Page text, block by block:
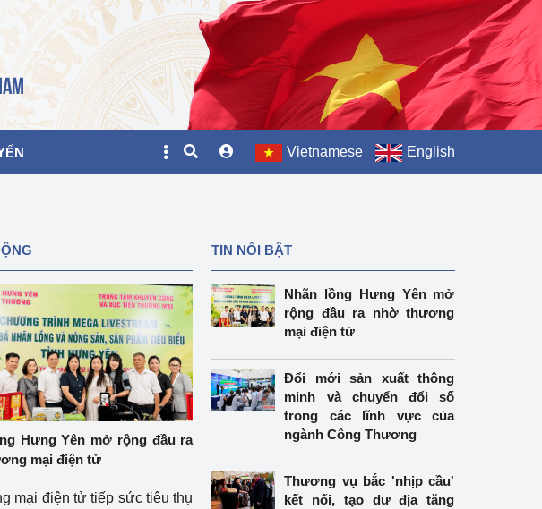
Vietnamese English
Hưng Yên mở rộng đầu ra
mại điện tử
mại điện tử tiếp sức tiêu thụ
TIN NỔI BẬT
Nhãn lồng Hưng Yên mở
rộng đầu ra nhờ thương
mại điện tử
Đổi mới sản xuất thông
minh và chuyển đổi số
trong các lĩnh vực của
ngành Công Thương
Thương vụ bắc 'nhịp cầu'
kết nối, tạo dư địa tăng